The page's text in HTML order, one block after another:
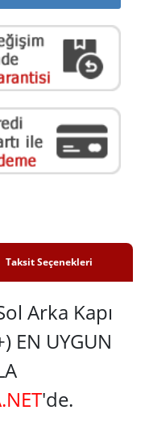
Taksit Seçenekleri
Arka Kapı
EN UYGUN
'de.